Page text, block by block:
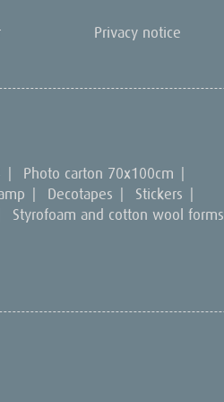
Privacy notice
Photo carton 70x100cm
Decotapes Stickers
Styrofoam and cotton wool forms